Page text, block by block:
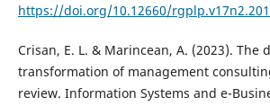
https://doi.org/10.12660/
Crisan, E. L. & Marincean, A. (2023). The
transformation of management
review. Information Systems and e-